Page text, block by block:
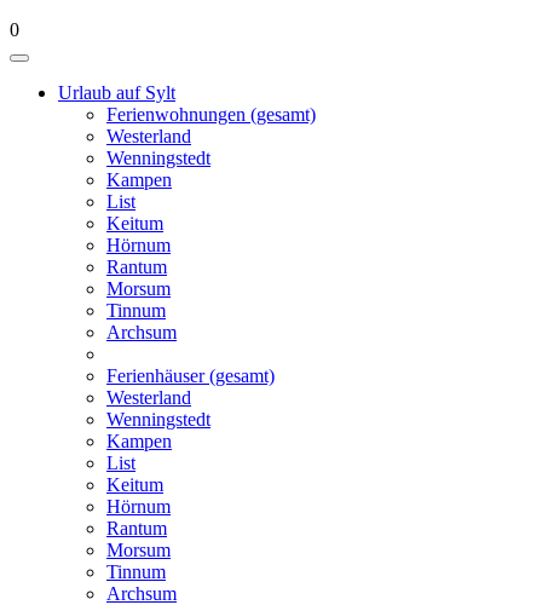
0
Urlaub auf Sylt
Ferienwohnungen (gesamt)
Westerland
Wenningstedt
Kampen
List
Keitum
Hörnum
Rantum
Morsum
Tinnum
Archsum
Ferienhäuser (gesamt)
Westerland
Wenningstedt
Kampen
List
Keitum
Hörnum
Rantum
Morsum
Tinnum
Archsum